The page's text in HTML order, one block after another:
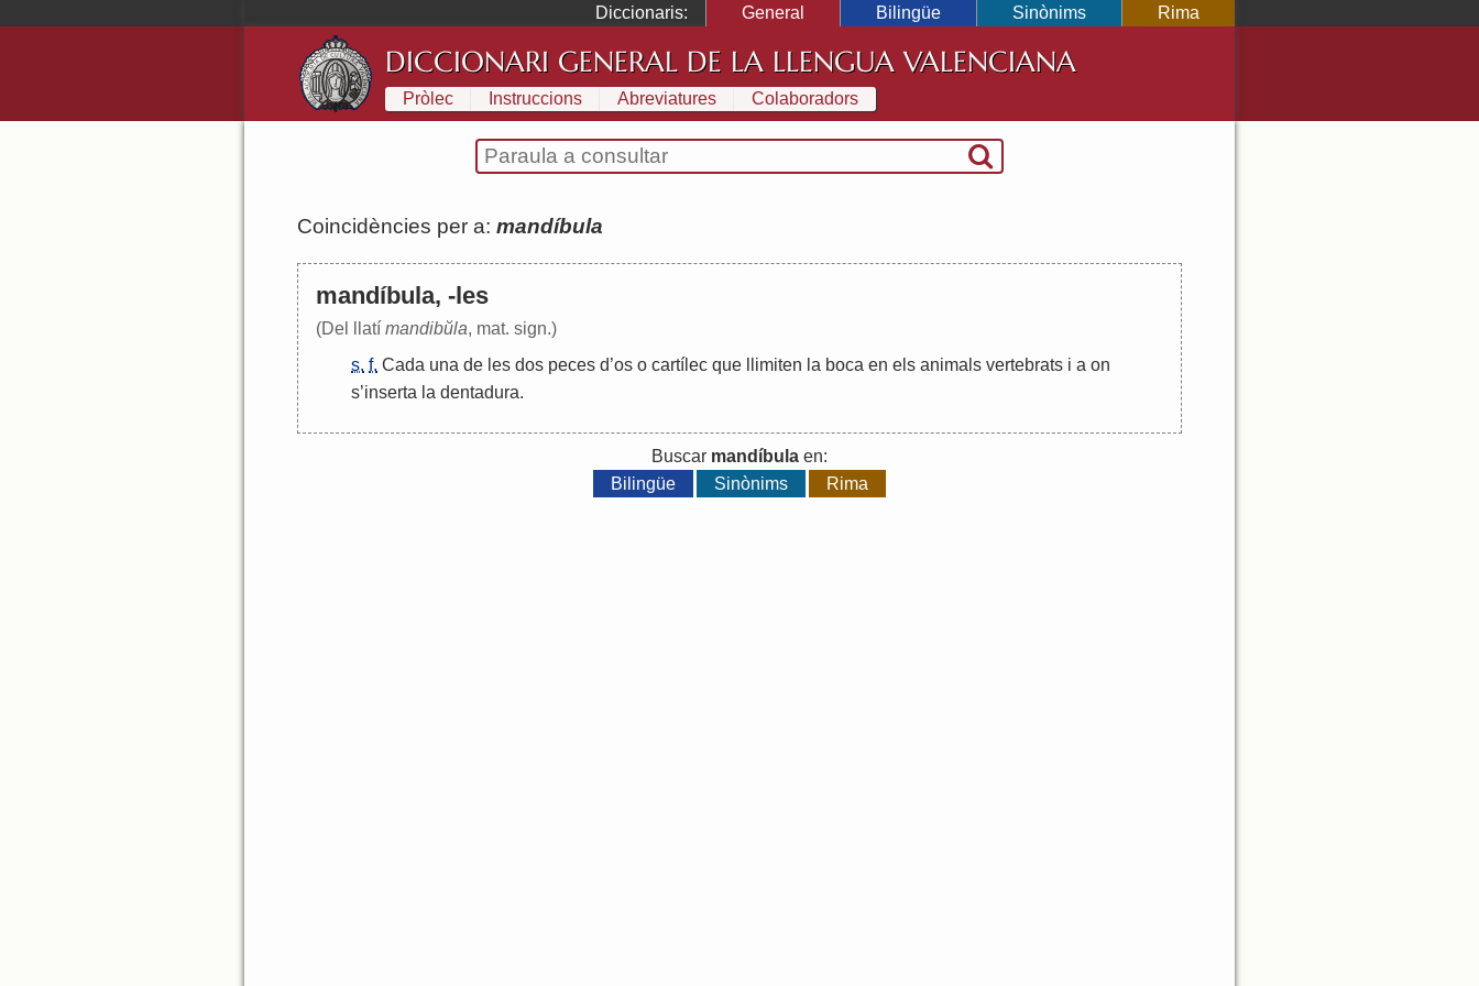
Diccionaris: General Bilingüe Sinònims Rima
DICCIONARI GENERAL DE LA LLENGUA VALENCIANA
Pròlec Instruccions Abreviatures Colaboradors
Coincidències per a: mandíbula
mandíbula, -les
(Del llatí mandibŭla, mat. sign.)
s. f. Cada una de les dos peces d’os o cartílec que llimiten la boca en els animals vertebrats i a on
s’inserta la dentadura.
Buscar mandíbula en:
Bilingüe
Sinònims Rima